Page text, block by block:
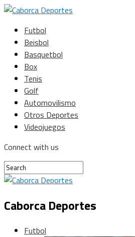
Futbol
Beisbol
Basquetbol
Box
Tenis
Golf
Automovilismo
Otros Deportes
Videojuegos
Connect with us
Caborca Deportes
Futbol